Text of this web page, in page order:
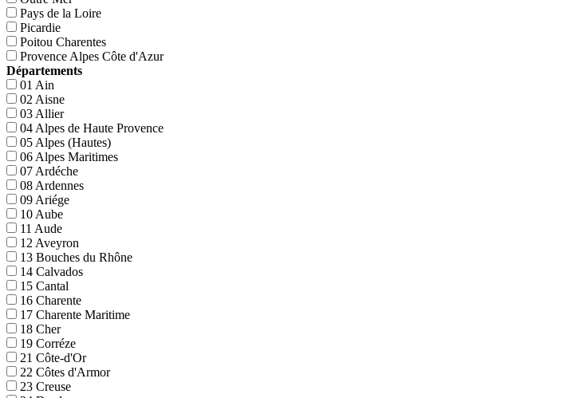
Pays de la Loire
Picardie
Poitou Charentes
Provence Alpes Côte d'Azur
Départements
01 Ain
02 Aisne
03 Allier
04 Alpes de Haute Provence
05 Alpes (Hautes)
06 Alpes Maritimes
07 Ardéche
08 Ardennes
09 Ariége
10 Aube
11 Aude
12 Aveyron
13 Bouches du Rhône
14 Calvados
15 Cantal
16 Charente
17 Charente Maritime
18 Cher
19 Corréze
21 Côte-d'Or
22 Côtes d'Armor
23 Creuse